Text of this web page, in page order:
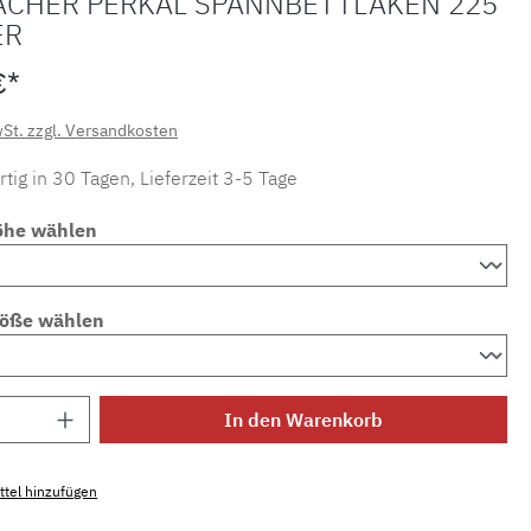
zzgl. Versandkosten
in 30 Tagen, Lieferzeit 3-5 Tage
wählen
wählen
Anzahl: Gib den gewünschten Wert ein
In den Warenkorb
hinzufügen